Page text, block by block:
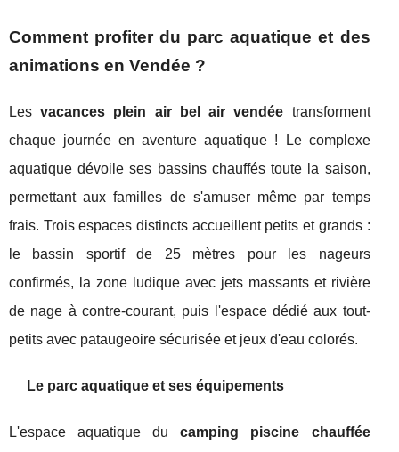
Comment profiter du parc aquatique et des
animations en Vendée ?
Lesvacances plein air bel air vendée transforment
chaque journée en aventure aquatique ! Le complexe
aquatique dévoile ses bassins chauffés toute la saison,
permettant aux familles de s'amuser même par temps
frais. Trois espaces distincts accueillent petits et grands :
le bassin sportif de 25 mètres pour les nageurs
confirmés, la zone ludique avec jets massants et rivière
de nage à contre-courant, puis l'espace dédié aux tout-
petits avec pataugeoire sécurisée et jeux d'eau colorés.
Le parc aquatique et ses équipements
L'espace aquatique ducamping piscine chauffée